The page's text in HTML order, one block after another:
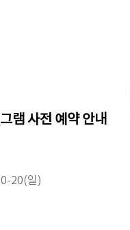
램 사전 예약 안내
20(일)